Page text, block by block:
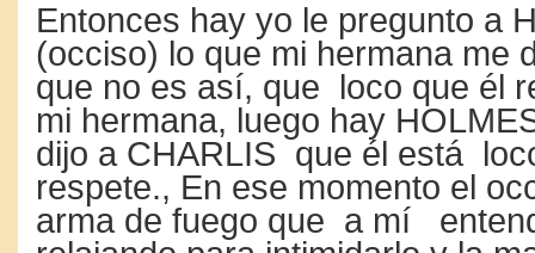
Entonces hay yo le pregunto a
(occiso) lo que mi hermana me
que no es así, que loco que él
mi hermana, luego hay
dijo a CHARLIS que él está
respete., En ese momento el
arma de fuego que a mí